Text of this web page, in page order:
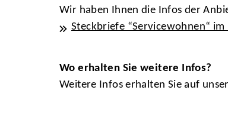
Wir haben Ihnen die Infos der
Steckbriefe “Servicewohnen“
Wo erhalten Sie weitere Infos?
Weitere Infos erhalten Sie auf